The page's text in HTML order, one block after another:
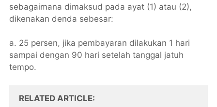
sebagaimana dimaksud pada ayat (1) atau (2),
dikenakan denda sebesar:
a. 25 persen, jika pembayaran dilakukan 1 hari
sampai dengan 90 hari setelah tanggal jatuh
tempo.
RELATED ARTICLE